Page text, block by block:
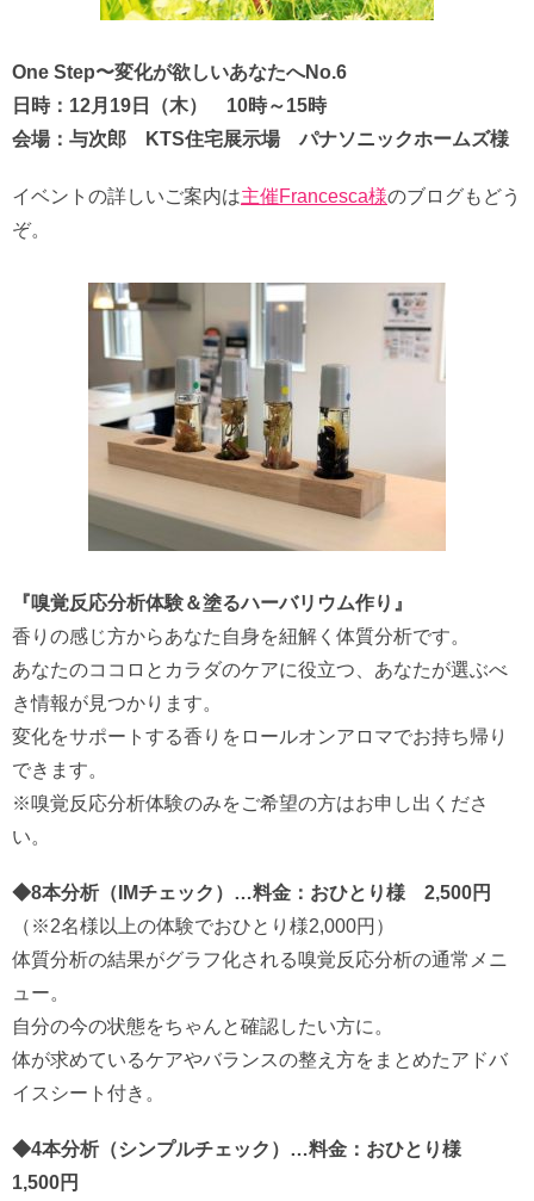
One Step〜変化が欲しいあなたへNo.6
日時：12月19日（木） 10時～15時
会場：与次郎 KTS住宅展示場 パナソニックホームズ様
イベントの詳しいご案内は主催Francesca様のブログもどう
ぞ。
『嗅覚反応分析体験＆塗るハーバリウム作り』
香りの感じ方からあなた自身を紐解く体質分析です。
あなたのココロとカラダのケアに役立つ、あなたが選ぶべ
き情報が見つかります。
変化をサポートする香りをロールオンアロマでお持ち帰り
できます。
※嗅覚反応分析体験のみをご希望の方はお申し出くださ
い。
◆8本分析（IMチェック）…料金：おひとり様 2,500円
（※2名様以上の体験でおひとり様2,000円）
体質分析の結果がグラフ化される嗅覚反応分析の通常メニ
ュー。
自分の今の状態をちゃんと確認したい方に。
体が求めているケアやバランスの整え方をまとめたアドバ
イスシート付き。
◆4本分析（シンプルチェック）…料金：おひとり様
1,500円